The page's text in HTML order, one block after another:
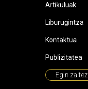
Artikuluak
Liburugintza
Kontaktua
Publizitatea
Egin zaitez